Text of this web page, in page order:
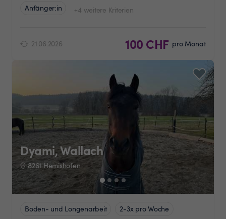
Anfänger:in
+4 weitere Kriterien
21.06.2026 100 CHF pro Monat
Dyami, Wallach
8261 Hemishofen
Boden- und Longenarbeit
2-3x pro Woche